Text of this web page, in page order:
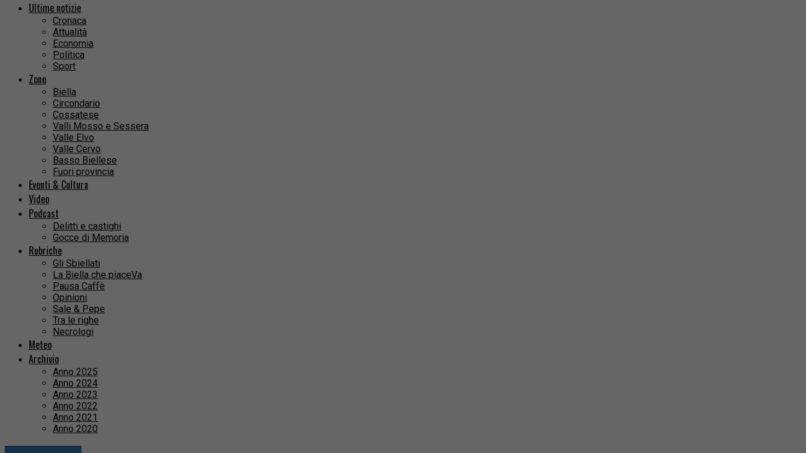
Ultime notizie
Cronaca
Attualità
Economia
Politica
Sport
Zone
Biella
Circondario
Cossatese
Valli Mosso e Sessera
Valle Elvo
Valle Cervo
Basso Biellese
Fuori provincia
Eventi & Cultura
Video
Podcast
Delitti e castighi
Gocce di Memoria
Rubriche
Gli Sbiellati
La Biella che piaceVa
Pausa Caffè
Opinioni
Sale & Pepe
Tra le righe
Necrologi
Meteo
Archivio
Anno 2025
Anno 2024
Anno 2023
Anno 2022
Anno 2021
Anno 2020